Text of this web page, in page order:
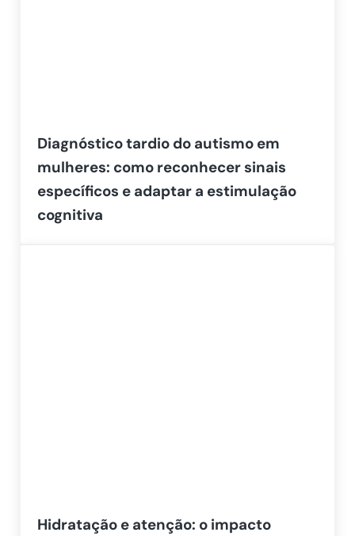
Diagnóstico tardio do autismo em
mulheres: como reconhecer sinais
específicos e adaptar a estimulação
cognitiva
Hidratação e atenção: o impacto